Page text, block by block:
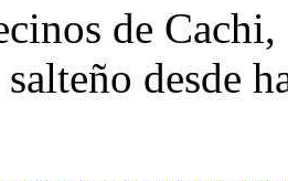
de
desde